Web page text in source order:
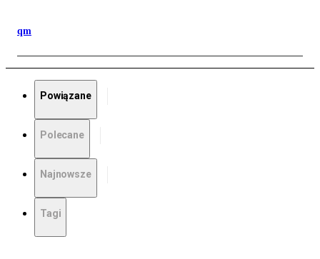
qm
Powiązane
Polecane
Najnowsze
Tagi